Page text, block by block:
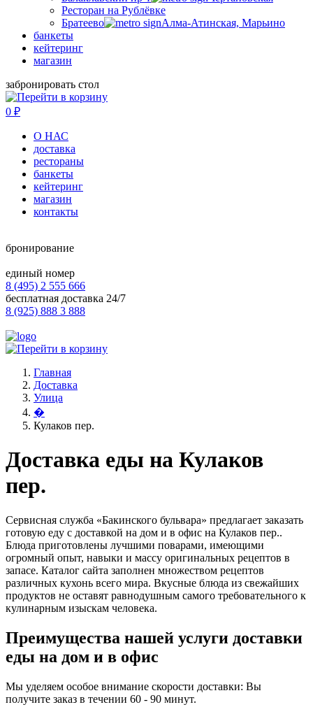
Ресторан на Рублёвке
Братеево
Алма-Атинская, Марьино
банкеты
кейтеринг
магазин
забронировать стол
0 ₽
О НАС
доставка
рестораны
банкеты
кейтеринг
магазин
контакты
бронирование
единый номер
8 (495) 2 555 666
бесплатная доставка 24/7
8 (925) 888 3 888
Главная
Доставка
Улица
�
Кулаков пер.
Доставка еды на Кулаков
пер.
Сервисная служба «Бакинского бульвара» предлагает заказать
готовую еду с доставкой на дом и в офис на Кулаков пер..
Блюда приготовлены лучшими поварами, имеющими
огромный опыт, навыки и массу оригинальных рецептов в
запасе. Каталог сайта заполнен множеством рецептов
различных кухонь всего мира. Вкусные блюда из свежайших
продуктов не оставят равнодушным самого требовательного к
кулинарным изыскам человека.
Преимущества нашей услуги доставки
еды на дом и в офис
Мы уделяем особое внимание скорости доставки: Вы
получите заказ в течении 60 - 90 минут.